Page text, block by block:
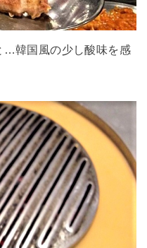
…韓国風の少し酸味を感